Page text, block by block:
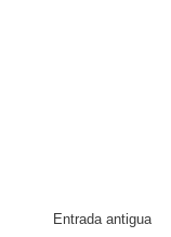
Entrada antigua